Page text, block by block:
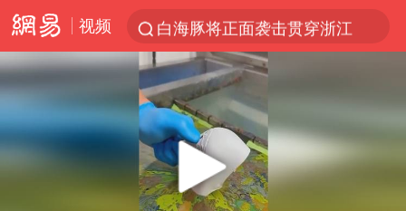
视频
白海豚将正面袭击贯穿浙江
四川宜宾市珙县发生3.4级地震
黄金创今年来最大单周涨幅
香港宏福苑火灾或由烟头引起
浙江台州《告全体市民书》